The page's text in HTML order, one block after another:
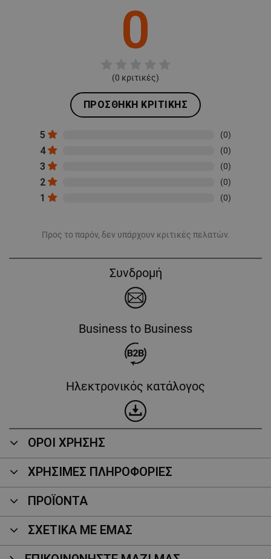
0
(0 κριτικές)
ΠΡΟΣΘΉΚΗ ΚΡΙΤΙΚΉΣ
5 (0)
4 (0)
3 (0)
2 (0)
1 (0)
Προς το παρόν, δεν υπάρχουν κριτικές πελατών.
Συνδρομή
Business to Business
Ηλεκτρονικός κατάλογος
ΟΡΟΙ ΧΡΗΣΗΣ
ΧΡΗΣΙΜΕΣ ΠΛΗΡΟΦΟΡΙΕΣ
ΠΡΟΪΌΝΤΑ
ΣΧΕΤΙΚΑ ΜΕ ΕΜΑΣ